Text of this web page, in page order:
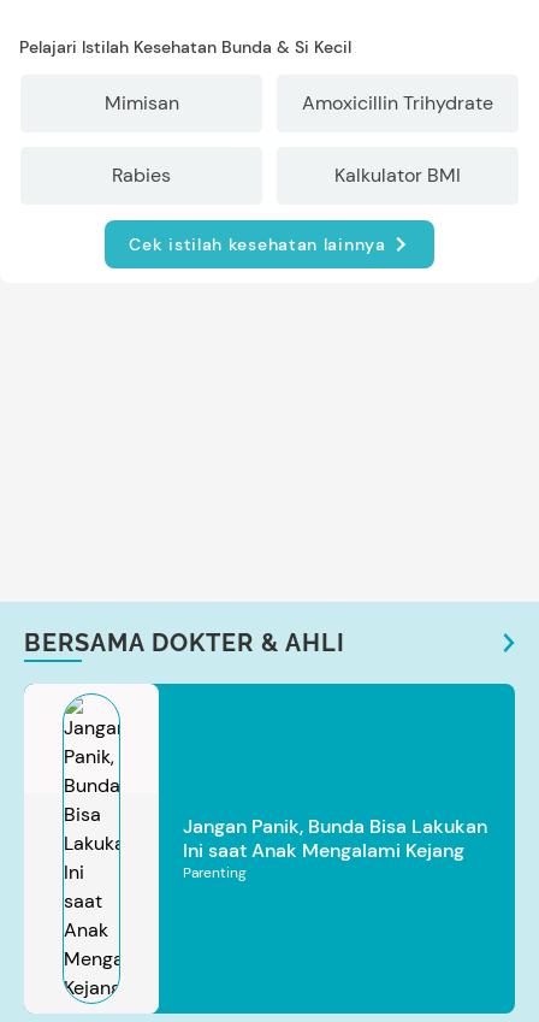
Pelajari Istilah Kesehatan Bunda & Si Kecil
Mimisan Amoxicillin Trihydrate
Rabies Kalkulator BMI
Cek istilah kesehatan lainnya
BERSAMA DOKTER & AHLI
Jangan Panik, Bunda Bisa Lakukan
Ini saat Anak Mengalami Kejang
Parenting